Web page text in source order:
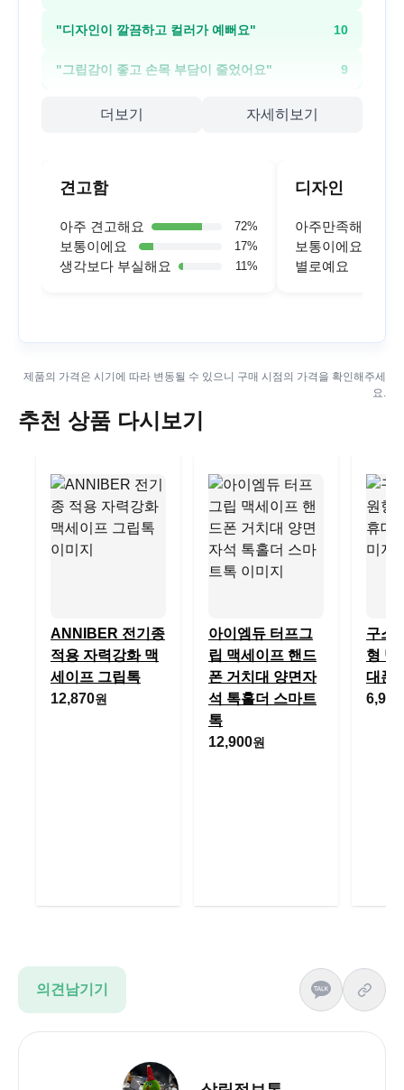
"디자인이 깔끔하고 컬러가 예뻐요" 10
"그립감이 좋고 손목 부담이 줄었어요" 9
더보기 자세히보기
견고함
아주 견고해요 72%
보통이에요 17%
생각보다 부실해요 11%
디자인
아주만족해요
보통이에요
별로예요
제품의 가격은 시기에 따라 변동될 수 있으니 구매 시점의 가격을 확인해주세
요.
추천 상품 다시보기
ANNIBER 전기종
적용 자력강화 맥
세이프 그립톡
12,870원
아이엠듀 터프그
립 맥세이프 핸드
폰 거치대 양면자
석 톡홀더 스마트
톡
12,900원
구스
형 맥
대폰
6,900
의견남기기